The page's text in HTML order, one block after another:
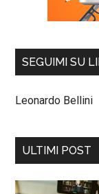
SEGUIMI SU
Leonardo Bellini
ULTIMI POST